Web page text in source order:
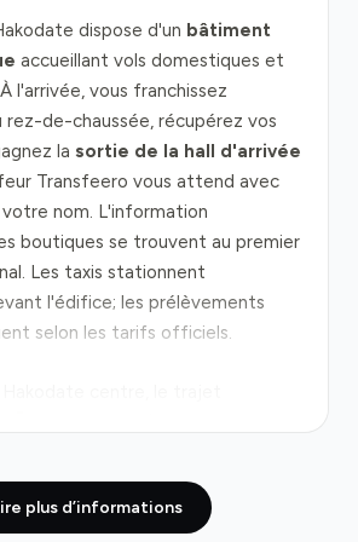
dispose d'un bâtiment
accueillant vols domestiques et
l'arrivée, vous franchissez
rez-de-chaussée, récupérez vos
la sortie de la hall d'arrivée
Transfeero vous attend avec
nom. L'information
boutiques se trouvent au premier
Les taxis stationnent
l'édifice; les prélèvements
selon les tarifs officiels.
minutes en temps normal. Le flux
généralement fluide, sauf lors
plus d’informations